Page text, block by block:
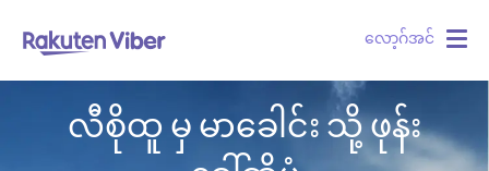
လော့ဂ်အင်
လီစိုထူ မှ မာခေါင်း သို့ ဖုန်း